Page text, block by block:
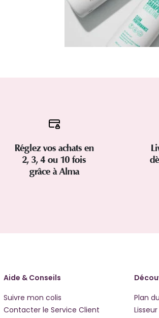
Réglez vos achats en
2, 3, 4 ou 10 fois
grâce à Alma
Aide & Conseils
Suivre mon colis
Contacter le Service Client
Plan